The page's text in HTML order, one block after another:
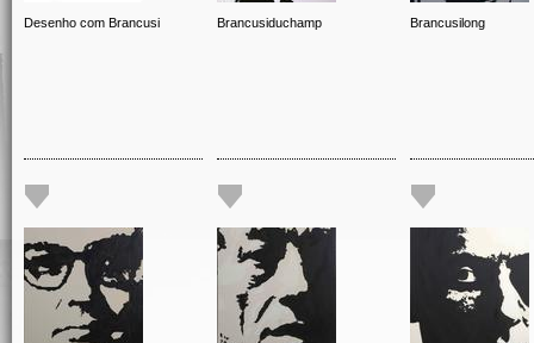
Desenho com Brancusi Brancusiduchamp Brancusilong